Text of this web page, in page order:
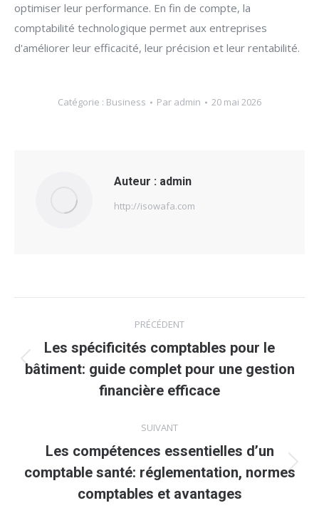
optimiser leur performance. En fin de compte, la
comptabilité technologique permet aux entreprises
d'améliorer leur efficacité, leur précision et leur rentabilité.
Catégorie : Business Par admin 20 mai 2026
Auteur : admin
http://isowafa.com
article
PRÉCÉDENT
Article
précédent
Les spécificités comptables pour le
bâtiment: guide complet pour une gestion
financière efficace
SUIVANT
Article
suivant
Les compétences essentielles d’un
comptable santé: réglementation, normes
comptables et avantages